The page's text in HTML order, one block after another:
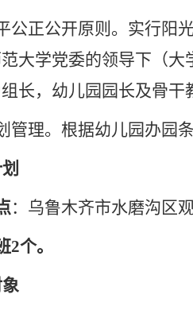
公正公开原则。实行阳
大学党委的领导下（
长，幼儿园园长及骨
管理。根据幼儿园办园
：乌鲁木齐市水磨沟区
2个。